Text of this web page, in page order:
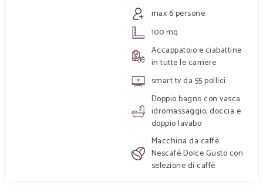
max 6 persone
100 mq
Accappatoio e ciabattine
in tutte le camere
smart tv da 55 pollici
Doppio bagno con vasca
idromassaggio, doccia e
doppio lavabo
Macchina da caffè
Nescafé Dolce Gusto con
selezione di caffè